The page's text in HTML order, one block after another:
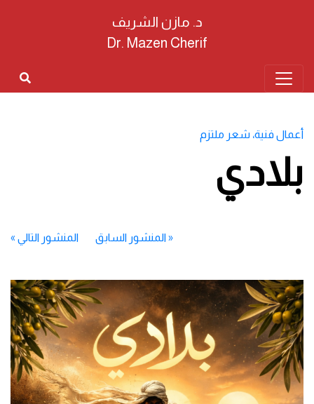
د. مازن الشريف
Dr. Mazen Cherif
أعمال فنية، شعر ملتزم
بلادي
«المنشور السابق المنشور التالي »